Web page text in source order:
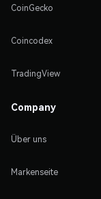
CoinGecko
Coincodex
TradingView
Company
Über uns
Markenseite